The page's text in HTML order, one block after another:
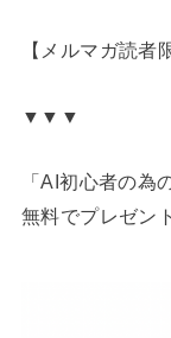
【メルマガ読者
▼▼▼
「AI初心者の為
無料でプレゼン